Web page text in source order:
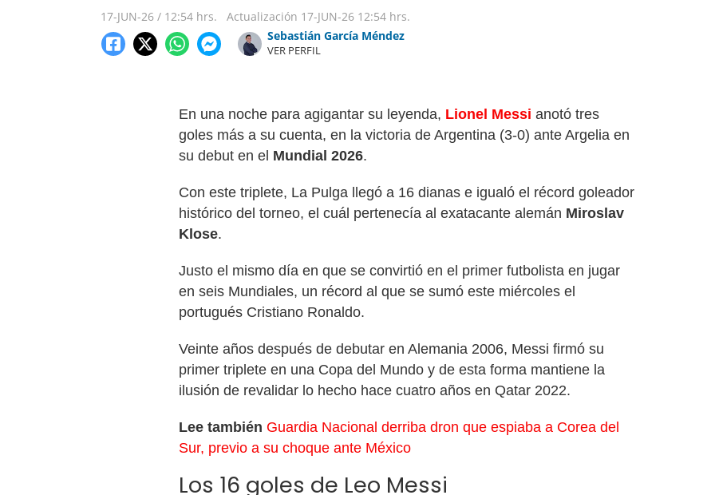
17-JUN-26 / 12:54 hrs. Actualización 17-JUN-26 12:54 hrs.
Sebastián García Méndez
VER PERFIL
En una noche para agigantar su leyenda, Lionel Messi anotó tres
goles más a su cuenta, en la victoria de Argentina (3-0) ante Argelia en
su debut en el Mundial 2026.
Con este triplete, La Pulga llegó a 16 dianas e igualó el récord goleador
histórico del torneo, el cuál pertenecía al exatacante alemán Miroslav
Klose.
Justo el mismo día en que se convirtió en el primer futbolista en jugar
en seis Mundiales, un récord al que se sumó este miércoles el
portugués Cristiano Ronaldo.
Veinte años después de debutar en Alemania 2006, Messi firmó su
primer triplete en una Copa del Mundo y de esta forma mantiene la
ilusión de revalidar lo hecho hace cuatro años en Qatar 2022.
Lee también Guardia Nacional derriba dron que espiaba a Corea del
Sur, previo a su choque ante México
Los 16 goles de Leo Messi